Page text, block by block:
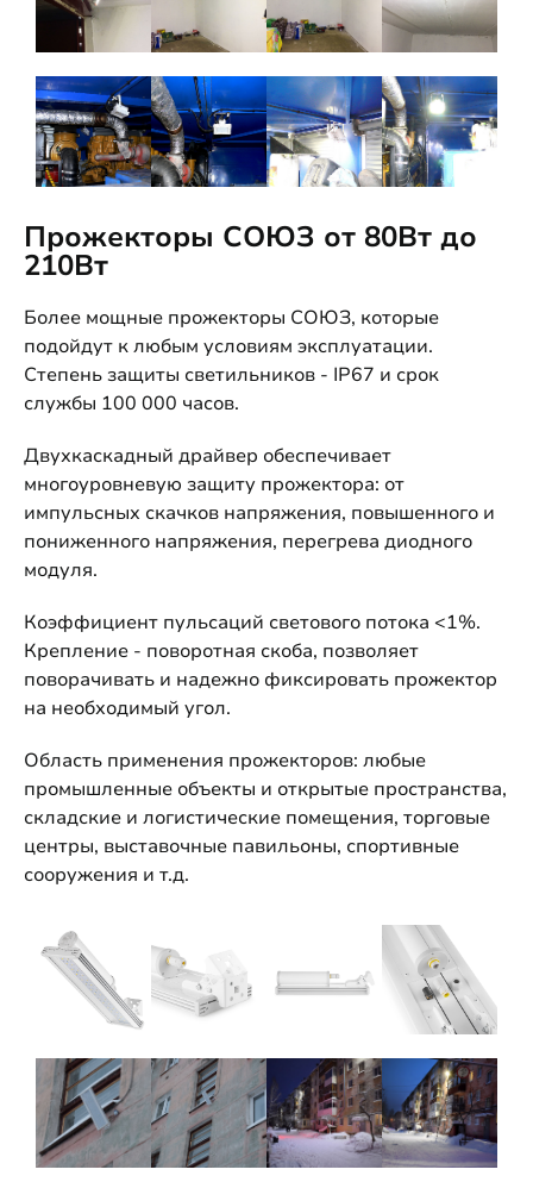
Прожекторы СОЮЗ от 80Вт до
210Вт
Более мощные прожекторы СОЮЗ, которые
подойдут к любым условиям эксплуатации.
Степень защиты светильников - IP67 и срок
службы 100 000 часов.
Двухкаскадный драйвер обеспечивает
многоуровневую защиту прожектора: от
импульсных скачков напряжения, повышенного и
пониженного напряжения, перегрева диодного
модуля.
Коэффициент пульсаций светового потока <1%.
Крепление - поворотная скоба, позволяет
поворачивать и надежно фиксировать прожектор
на необходимый угол.
Область применения прожекторов: любые
промышленные объекты и открытые пространства,
складские и логистические помещения, торговые
центры, выставочные павильоны, спортивные
сооружения и т.д.